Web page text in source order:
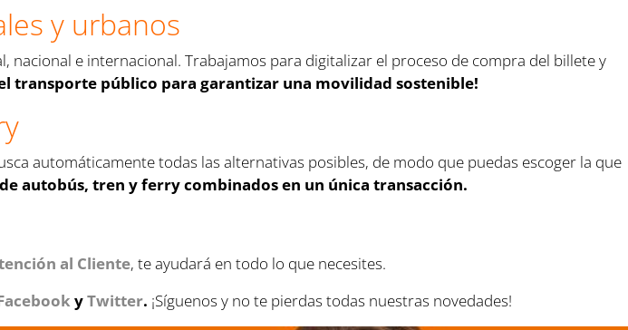
y urbanos
e internacional. Trabajamos para digitalizar el proceso de compra del billete y
transporte público para garantizar una movilidad sostenible!
automáticamente todas las alternativas posibles, de modo que puedas escoger la que
autobús, tren y ferry combinados en un única transacción.
al Cliente, te ayudará en todo lo que necesites.
yTwitter. ¡Síguenos y no te pierdas todas nuestras novedades!